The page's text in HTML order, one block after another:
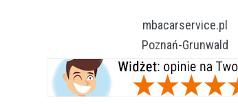
mbacarservice.pl
Poznań-Grunwald